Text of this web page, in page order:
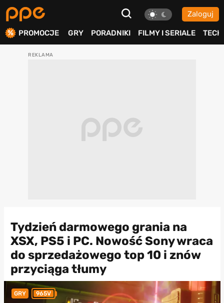
Zaloguj
PROMOCJE GRY PORADNIKI FILMY I SERIALE TECH
Tydzień darmowego grania na
XSX, PS5 i PC. Nowość Sony wraca
do sprzedażowego top 10 i znów
przyciąga tłumy
GRY 965V